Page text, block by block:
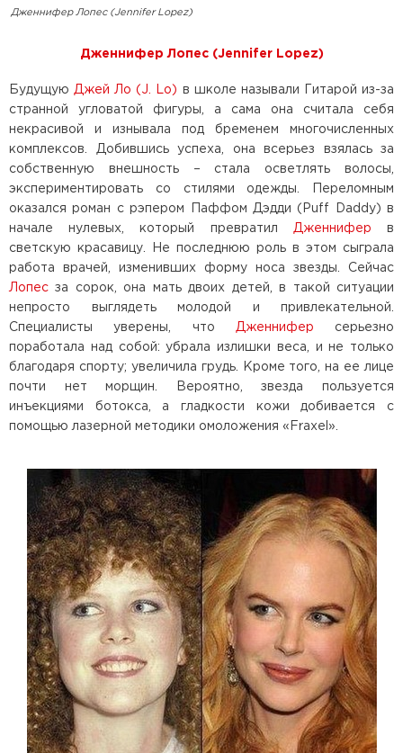
Дженнифер Лопес (Jennifer Lopez)
Дженнифер Лопес (Jennifer Lopez)
Будущую Джей Ло (J. Lo) в школе называли Гитарой из-за
странной угловатой фигуры, а сама она считала себя
некрасивой и изнывала под бременем многочисленных
комплексов. Добившись успеха, она всерьез взялась за
собственную внешность – стала осветлять волосы,
экспериментировать со стилями одежды. Переломным
оказался роман с рэпером Паффом Дэдди (Puff Daddy) в
начале нулевых, который превратил Дженнифер в
светскую красавицу. Не последнюю роль в этом сыграла
работа врачей, изменивших форму носа звезды. Сейчас
Лопес за сорок, она мать двоих детей, в такой ситуации
непросто выглядеть молодой и привлекательной.
Специалисты уверены, что
Дженнифер серьезно
поработала над собой: убрала излишки веса, и не только
благодаря спорту; увеличила грудь. Кроме того, на ее лице
почти нет морщин. Вероятно, звезда пользуется
инъекциями ботокса, а гладкости кожи добивается с
помощью лазерной методики омоложения «Fraxel».